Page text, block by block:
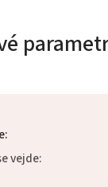
:
vejde: